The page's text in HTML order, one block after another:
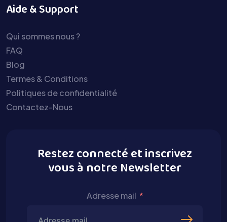
Aide & Support
Qui sommes nous ?
FAQ
Blog
Termes & Conditions
Politiques de confidentialité
Contactez-Nous
Restez connecté et inscrivez
vous à notre Newsletter
Adresse mail